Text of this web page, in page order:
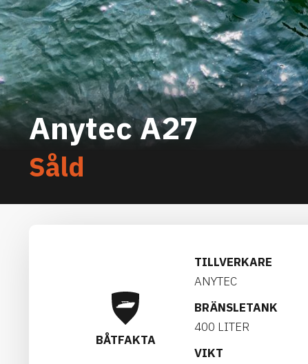
Anytec A27
Såld
BÅTFAKTA
TILLVERKARE
ANYTEC
BRÄNSLETANK
400 LITER
VIKT